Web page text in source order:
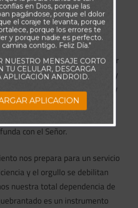
en Dios. Cada prueba
que Su poder es suficiente
fortalecernos.
purifican nuestra vida. El dolor
a Dios con mayor intensidad, y
actitudes, pensamientos y
ser transformados. Este
produce santidad y una
con el Señor.
nos prepara para un servicio
y el orgullo se debilitan
nuestra total dependencia de
es un instrumento
en Dios, porque las
pagándose, porque el dolor
el coraje te levanta, porque
porque los errores te
y porque nadie es perfecto.
camina contigo. Feliz Día."
NUESTRO MENSAJE CORTO
TU CELULAR, DESCARGA
APLICACIÓN ANDROID.
APLICACION